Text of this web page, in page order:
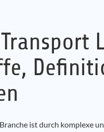
ist durch komplexe